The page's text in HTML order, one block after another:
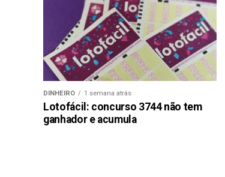
DINHEIRO 1 semana atrás
Lotofácil: concurso 3744 não tem
ganhador e acumula